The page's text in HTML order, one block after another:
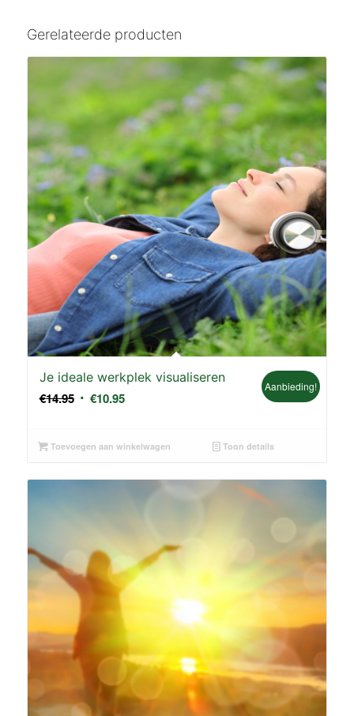
Gerelateerde producten
Je ideale werkplek visualiseren
€14.95 Oorspronkelijke
€14.95.
€10.95Huidige
€10.95.
Aanbieding!
Toevoegen aan winkelwagen Toon details